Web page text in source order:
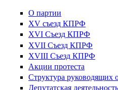
О партии
XV съезд КПРФ
XVI Съезд КПРФ
XVII Cъезд КПРФ
XVIII Cъезд КПРФ
Акции протеста
Структура руководящих
Депутатская деятельность